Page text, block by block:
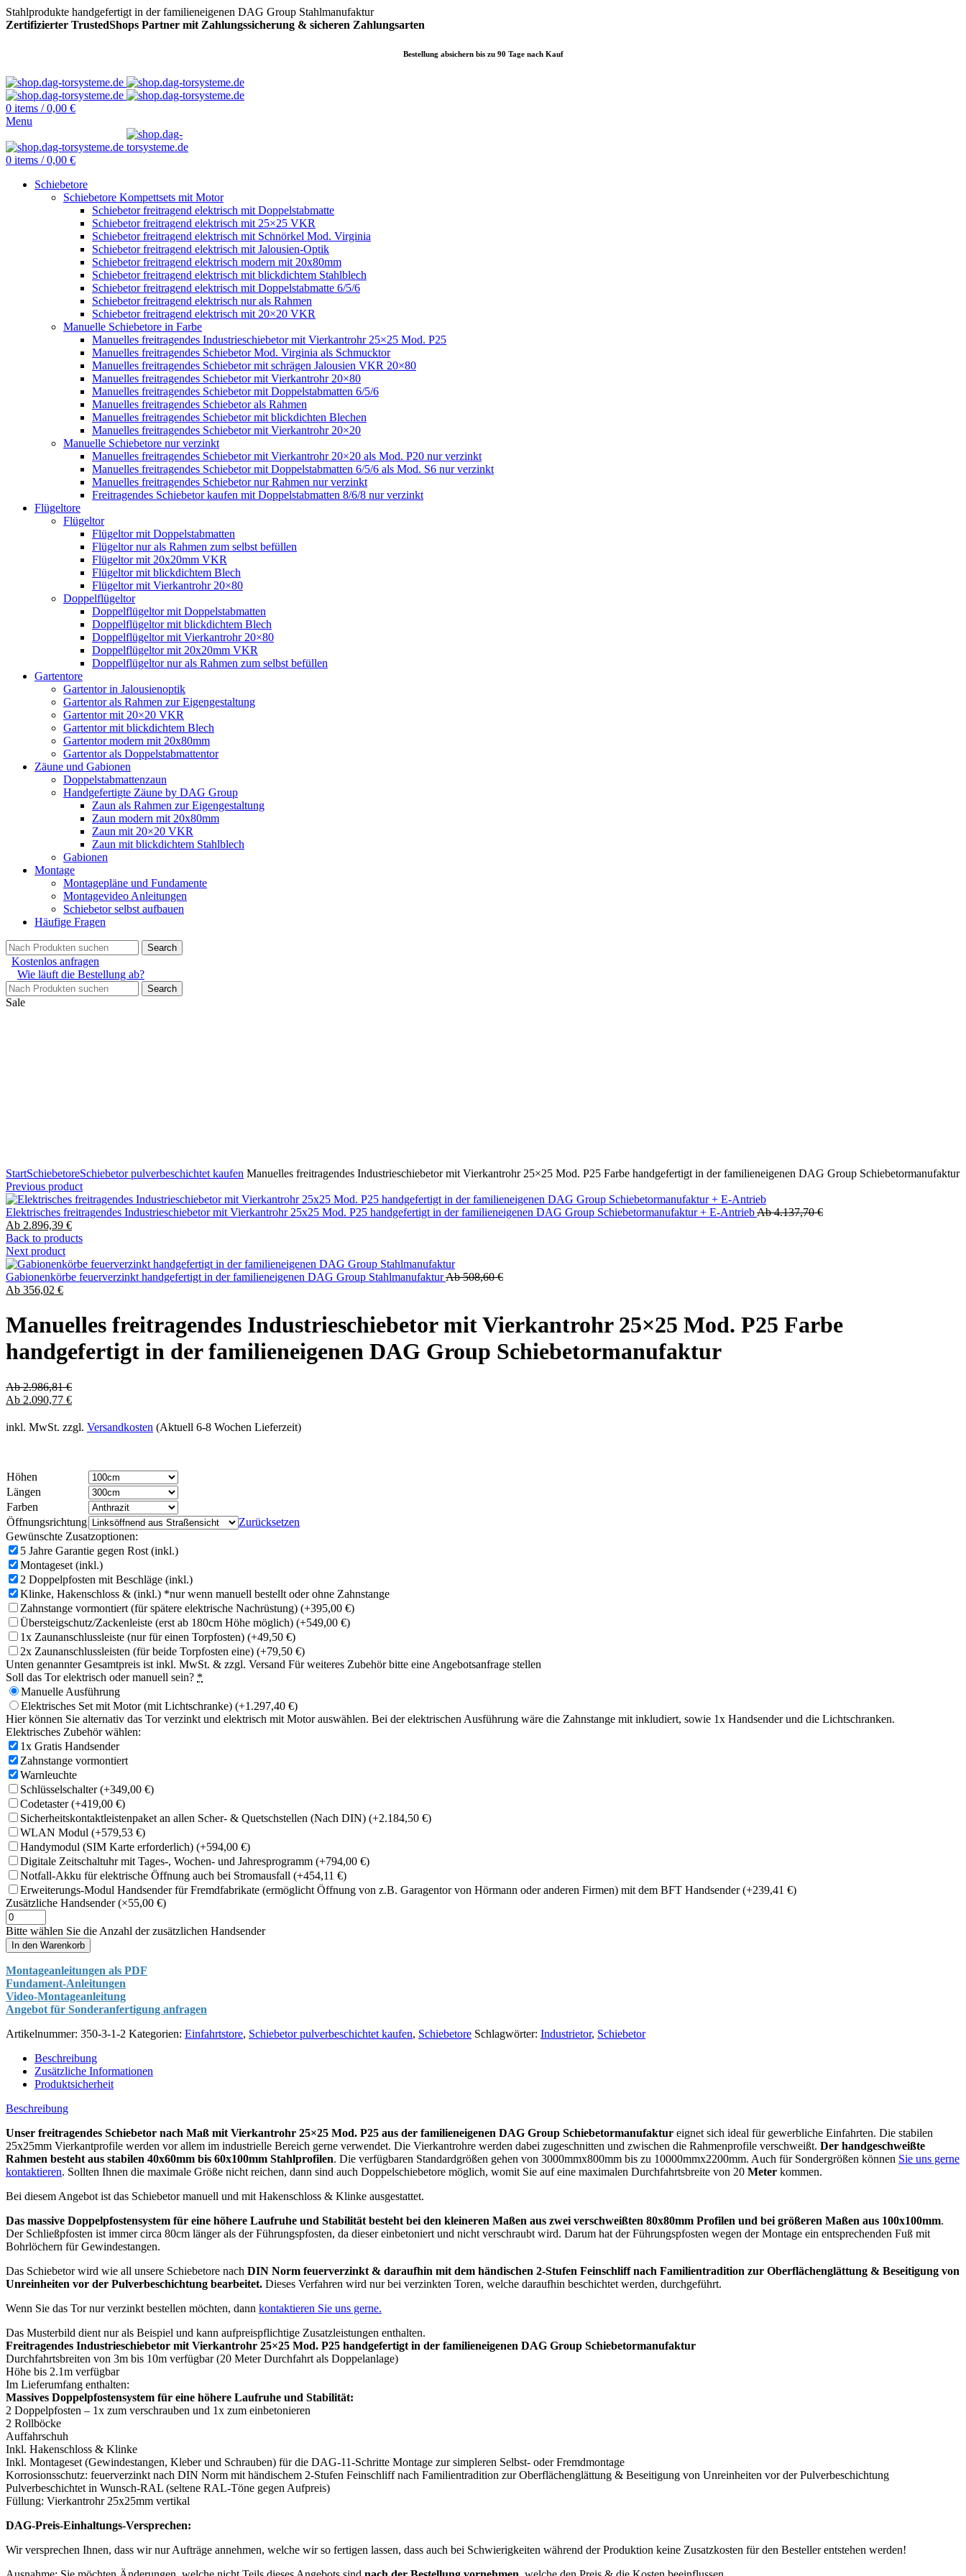
Stahlprodukte handgefertigt in der familieneigenen DAG Group Stahlmanufaktur
Zertifizierter TrustedShops Partner mit Zahlungssicherung & sicheren Zahlungsarten
Bestellung absichern bis zu 90 Tage nach Kauf
0 items / 0,00 €
Menu
0 items / 0,00 €
Schiebetore
Schiebetore Kompettsets mit Motor
Schiebetor freitragend elektrisch mit Doppelstabmatte
Schiebetor freitragend elektrisch mit 25×25 VKR
Schiebetor freitragend elektrisch mit Schnörkel Mod. Virginia
Schiebetor freitragend elektrisch mit Jalousien-Optik
Schiebetor freitragend elektrisch modern mit 20x80mm
Schiebetor freitragend elektrisch mit blickdichtem Stahlblech
Schiebetor freitragend elektrisch mit Doppelstabmatte 6/5/6
Schiebetor freitragend elektrisch nur als Rahmen
Schiebetor freitragend elektrisch mit 20×20 VKR
Manuelle Schiebetore in Farbe
Manuelles freitragendes Industrieschiebetor mit Vierkantrohr 25×25 Mod. P25
Manuelles freitragendes Schiebetor Mod. Virginia als Schmucktor
Manuelles freitragendes Schiebetor mit schrägen Jalousien VKR 20×80
Manuelles freitragendes Schiebetor mit Vierkantrohr 20×80
Manuelles freitragendes Schiebetor mit Doppelstabmatten 6/5/6
Manuelles freitragendes Schiebetor als Rahmen
Manuelles freitragendes Schiebetor mit blickdichten Blechen
Manuelles freitragendes Schiebetor mit Vierkantrohr 20×20
Manuelle Schiebetore nur verzinkt
Manuelles freitragendes Schiebetor mit Vierkantrohr 20×20 als Mod. P20 nur verzinkt
Manuelles freitragendes Schiebetor mit Doppelstabmatten 6/5/6 als Mod. S6 nur verzinkt
Manuelles freitragendes Schiebetor nur Rahmen nur verzinkt
Freitragendes Schiebetor kaufen mit Doppelstabmatten 8/6/8 nur verzinkt
Flügeltore
Flügeltor
Flügeltor mit Doppelstabmatten
Flügeltor nur als Rahmen zum selbst befüllen
Flügeltor mit 20x20mm VKR
Flügeltor mit blickdichtem Blech
Flügeltor mit Vierkantrohr 20×80
Doppelflügeltor
Doppelflügeltor mit Doppelstabmatten
Doppelflügeltor mit blickdichtem Blech
Doppelflügeltor mit Vierkantrohr 20×80
Doppelflügeltor mit 20x20mm VKR
Doppelflügeltor nur als Rahmen zum selbst befüllen
Gartentore
Gartentor in Jalousienoptik
Gartentor als Rahmen zur Eigengestaltung
Gartentor mit 20×20 VKR
Gartentor mit blickdichtem Blech
Gartentor modern mit 20x80mm
Gartentor als Doppelstabmattentor
Zäune und Gabionen
Doppelstabmattenzaun
Handgefertigte Zäune by DAG Group
Zaun als Rahmen zur Eigengestaltung
Zaun modern mit 20x80mm
Zaun mit 20×20 VKR
Zaun mit blickdichtem Stahlblech
Gabionen
Montage
Montagepläne und Fundamente
Montagevideo Anleitungen
Schiebetor selbst aufbauen
Häufige Fragen
Search
Kostenlos anfragen
Wie läuft die Bestellung ab?
Search
Sale
StartSchiebetoreSchiebetor pulverbeschichtet kaufen Manuelles freitragendes Industrieschiebetor mit Vierkantrohr 25×25 Mod. P25 Farbe handgefertigt in der familieneigenen DAG Group Schiebetormanufaktur
Previous product
Elektrisches freitragendes Industrieschiebetor mit Vierkantrohr 25x25 Mod. P25 handgefertigt in der familieneigenen DAG Group Schiebetormanufaktur + E-AntriebAb4.137,70€
Ab 2.896,39 €
Back to products
Next product
Gabionenkörbe feuerverzinkt handgefertigt in der familieneigenen DAG Group StahlmanufakturAb508,60€
Ab 356,02 €
Manuelles freitragendes Industrieschiebetor mit Vierkantrohr 25×25 Mod. P25 Farbe
handgefertigt in der familieneigenen DAG Group Schiebetormanufaktur
Ab2.986,81€
Ab 2.090,77 €
inkl. MwSt. zzgl. Versandkosten (Aktuell 6-8 Wochen Lieferzeit)
Höhen
Längen
Farben
Öffnungsrichtung
Zurücksetzen
Gewünschte Zusatzoptionen:
5 Jahre Garantie gegen Rost (inkl.)
Montageset (inkl.)
2 Doppelpfosten mit Beschläge (inkl.)
Klinke, Hakenschloss & (inkl.) *nur wenn manuell bestellt oder ohne Zahnstange
Zahnstange vormontiert (für spätere elektrische Nachrüstung) (+395,00 €)
Übersteigschutz/Zackenleiste (erst ab 180cm Höhe möglich) (+549,00 €)
1x Zaunanschlussleiste (nur für einen Torpfosten) (+49,50 €)
2x Zaunanschlussleisten (für beide Torpfosten eine) (+79,50 €)
Unten genannter Gesamtpreis ist inkl. MwSt. & zzgl. Versand Für weiteres Zubehör bitte eine Angebotsanfrage stellen
Soll das Tor elektrisch oder manuell sein? *
Manuelle Ausführung
Elektrisches Set mit Motor (mit Lichtschranke) (+1.297,40 €)
Hier können Sie alternativ das Tor verzinkt und elektrisch mit Motor auswählen. Bei der elektrischen Ausführung wäre die Zahnstange mit inkludiert, sowie 1x Handsender und die Lichtschranken.
Elektrisches Zubehör wählen:
1x Gratis Handsender
Zahnstange vormontiert
Warnleuchte
Schlüsselschalter(+349,00 €)
Codetaster(+419,00 €)
Sicherheitskontaktleistenpaket an allen Scher- & Quetschstellen (Nach DIN) (+2.184,50 €)
WLAN Modul (+579,53 €)
Handymodul (SIM Karte erforderlich) (+594,00 €)
Digitale Zeitschaltuhr mit Tages-, Wochen- und Jahresprogramm (+794,00 €)
Notfall-Akku für elektrische Öffnung auch bei Stromausfall (+454,11 €)
Erweiterungs-Modul Handsender für Fremdfabrikate (ermöglicht Öffnung von z.B. Garagentor von Hörmann oder anderen Firmen) mit dem BFT Handsender(+239,41 €)
Zusätzliche Handsender (×55,00 €)
Bitte wählen Sie die Anzahl der zusätzlichen Handsender
In den Warenkorb
Montageanleitungen als PDF
Fundament-Anleitungen
Video-Montageanleitung
Angebot für Sonderanfertigung anfragen
Artikelnummer: 350-3-1-2 Kategorien: Einfahrtstore, Schiebetor pulverbeschichtet kaufen, Schiebetore Schlagwörter: Industrietor, Schiebetor
Beschreibung
Zusätzliche Informationen
Produktsicherheit
Beschreibung
Unser freitragendes Schiebetor nach Maß mit Vierkantrohr 25×25 Mod. P25 aus der familieneigenen DAG Group Schiebetormanufaktur eignet sich ideal für gewerbliche Einfahrten. Die stabilen
25x25mm Vierkantprofile werden vor allem im industrielle Bereich gerne verwendet. Die Vierkantrohre werden dabei zugeschnitten und zwischen die Rahmenprofile verschweißt. Der handgeschweißte
Rahmen besteht aus stabilen 40x60mm bis 60x100mm Stahlprofilen. Die verfügbaren Standardgrößen gehen von 3000mmx800mm bis zu 10000mmx2200mm. Auch für Sondergrößen können Sie uns gerne
kontaktieren. Sollten Ihnen die maximale Größe nicht reichen, dann sind auch Doppelschiebetore möglich, womit Sie auf eine maximalen Durchfahrtsbreite von 20 Meter kommen.
Bei diesem Angebot ist das Schiebetor manuell und mit Hakenschloss & Klinke ausgestattet.
Das massive Doppelpfostensystem für eine höhere Laufruhe und Stabilität besteht bei den kleineren Maßen aus zwei verschweißten 80x80mm Profilen und bei größeren Maßen aus 100x100mm.
Der Schließpfosten ist immer circa 80cm länger als der Führungspfosten, da dieser einbetoniert und nicht verschraubt wird. Darum hat der Führungspfosten wegen der Montage ein entsprechenden Fuß mit
Bohrlöchern für Gewindestangen.
Das Schiebetor wird wie all unsere Schiebetore nach DIN Norm feuerverzinkt & daraufhin mit dem händischen 2-Stufen Feinschliff nach Familientradition zur Oberflächenglättung & Beseitigung von
Unreinheiten vor der Pulverbeschichtung bearbeitet. Dieses Verfahren wird nur bei verzinkten Toren, welche daraufhin beschichtet werden, durchgeführt.
Wenn Sie das Tor nur verzinkt bestellen möchten, dann kontaktieren Sie uns gerne.
Das Musterbild dient nur als Beispiel und kann aufpreispflichtige Zusatzleistungen enthalten.
Freitragendes Industrieschiebetor mit Vierkantrohr 25×25 Mod. P25 handgefertigt in der familieneigenen DAG Group Schiebetormanufaktur
Durchfahrtsbreiten von 3m bis 10m verfügbar (20 Meter Durchfahrt als Doppelanlage)
Höhe bis 2.1m verfügbar
Im Lieferumfang enthalten:
Massives Doppelpfostensystem für eine höhere Laufruhe und Stabilität:
2 Doppelpfosten – 1x zum verschrauben und 1x zum einbetonieren
2 Rollböcke
Auffahrschuh
Inkl. Hakenschloss & Klinke
Inkl. Montageset (Gewindestangen, Kleber und Schrauben) für die DAG-11-Schritte Montage zur simpleren Selbst- oder Fremdmontage
Korrosionsschutz: feuerverzinkt nach DIN Norm mit händischem 2-Stufen Feinschliff nach Familientradition zur Oberflächenglättung & Beseitigung von Unreinheiten vor der Pulverbeschichtung
Pulverbeschichtet in Wunsch-RAL (seltene RAL-Töne gegen Aufpreis)
Füllung: Vierkantrohr 25x25mm vertikal
DAG-Preis-Einhaltungs-Versprechen:
Wir versprechen Ihnen, dass wir nur Aufträge annehmen, welche wir so fertigen lassen, dass auch bei Schwierigkeiten während der Produktion keine Zusatzkosten für den Besteller entstehen werden!